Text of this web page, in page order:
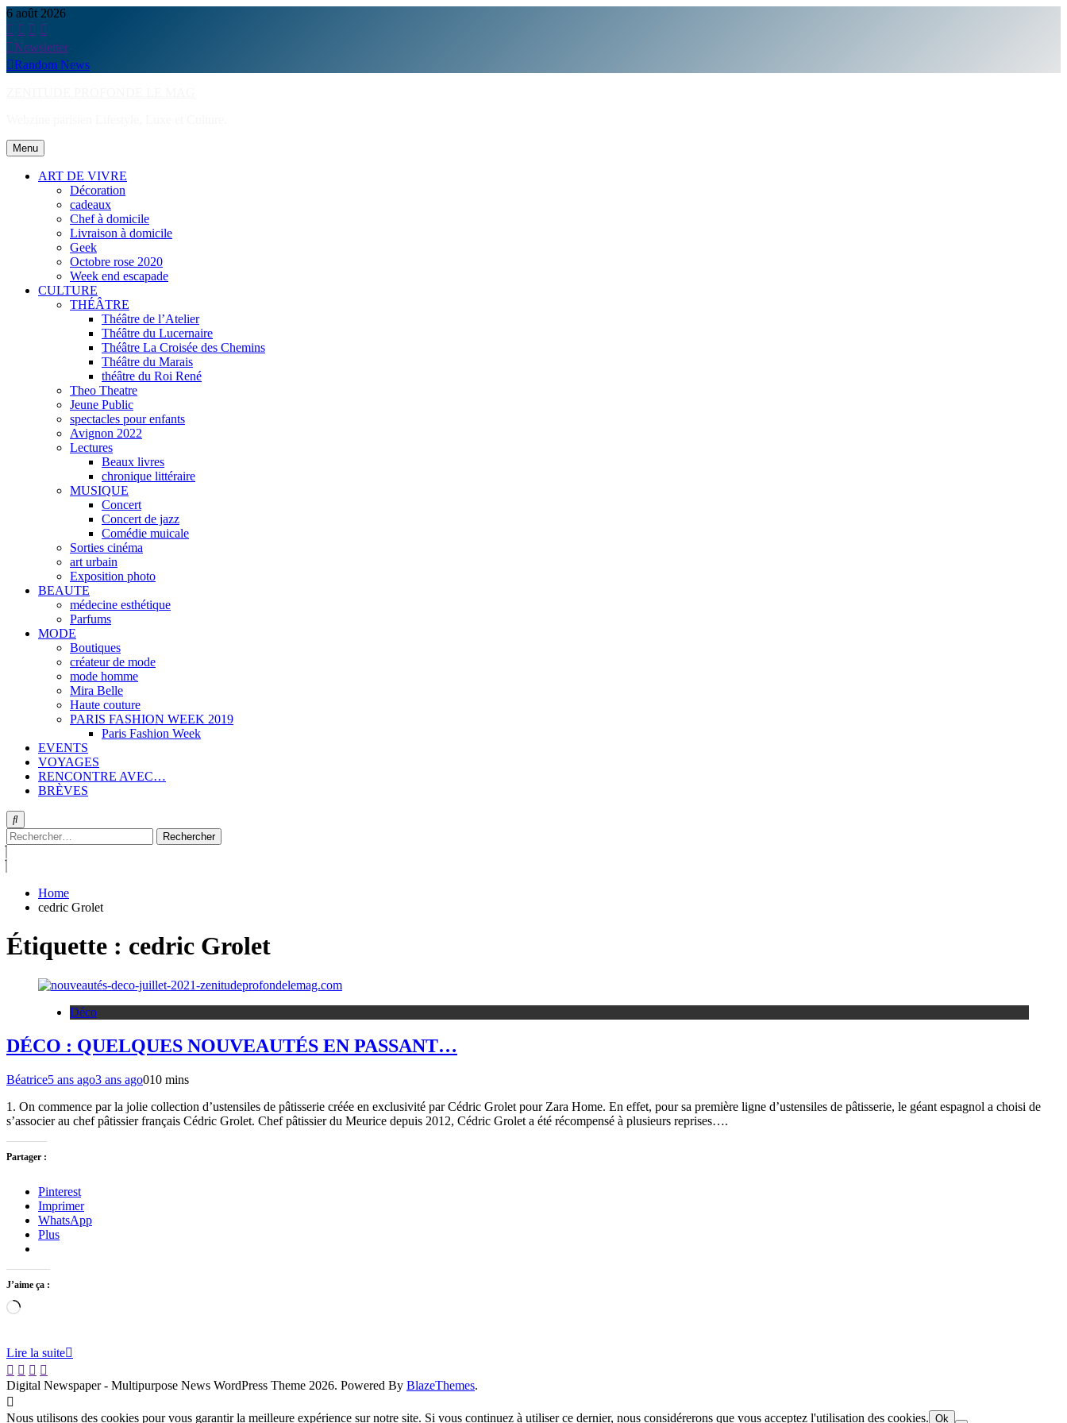
Skip
to
content
6 août 2026
Newsletter
Random News
Menu
ART DE VIVRE
Décoration
cadeaux
Chef à domicile
Livraison à domicile
Geek
Octobre rose 2020
Week end escapade
CULTURE
THÉÂTRE
Théâtre de l’Atelier
Théâtre du Lucernaire
Théâtre La Croisée des Chemins
Théâtre du Marais
théâtre du Roi René
Theo Theatre
Jeune Public
spectacles pour enfants
Avignon 2022
Lectures
Beaux livres
chronique littéraire
MUSIQUE
Concert
Concert de jazz
Comédie muicale
Sorties cinéma
art urbain
Exposition photo
BEAUTE
médecine esthétique
Parfums
MODE
Boutiques
créateur de mode
mode homme
Mira Belle
Haute couture
PARIS FASHION WEEK 2019
Paris Fashion Week
EVENTS
VOYAGES
RENCONTRE AVEC…
BRÈVES
Rechercher :
Home
cedric Grolet
Étiquette : cedric Grolet
Déco
DÉCO : QUELQUES NOUVEAUTÉS EN PASSANT…
Béatrice5 ans ago3 ans ago010 mins
1. On commence par la jolie collection d’ustensiles de pâtisserie créée en exclusivité par Cédric Grolet pour Zara Home. En effet, pour sa première ligne d’ustensiles de pâtisserie, le géant espagnol a choisi de
s’associer au chef pâtissier français Cédric Grolet. Chef pâtissier du Meurice depuis 2012, Cédric Grolet a été récompensé à plusieurs reprises….
Partager :
Pinterest
Imprimer
WhatsApp
Plus
J’aime ça :
Chargement…
Lire la suite
Digital Newspaper - Multipurpose News WordPress Theme 2026. Powered By BlazeThemes.
Nous utilisons des cookies pour vous garantir la meilleure expérience sur notre site. Si vous continuez à utiliser ce dernier, nous considérerons que vous acceptez l'utilisation des cookies. Ok